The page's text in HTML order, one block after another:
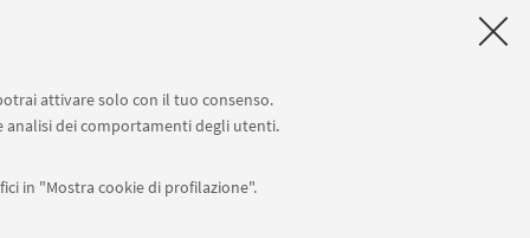
attivare solo con il tuo consenso.
analisi dei comportamenti degli utenti.
in "Mostra cookie di profilazione".